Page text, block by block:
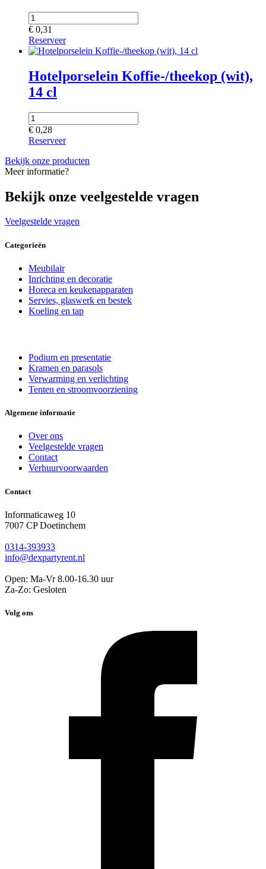
€ 0,31
Reserveer
Hotelporselein Koffie-/theekop (wit),
14 cl
€ 0,28
Reserveer
Bekijk onze producten
Meer informatie?
Bekijk onze veelgestelde vragen
Veelgestelde vragen
Categorieën
Meubilair
Inrichting en decoratie
Horeca en keukenapparaten
Servies, glaswerk en bestek
Koeling en tap
Podium en presentatie
Kramen en parasols
Verwarming en verlichting
Tenten en stroomvoorziening
Algemene informatie
Over ons
Veelgestelde vragen
Contact
Verhuurvoorwaarden
Contact
Informaticaweg 10
7007 CP Doetinchem
0314-393933
info@dexpartyrent.nl
Open: Ma-Vr 8.00-16.30 uur
Za-Zo: Gesloten
Volg ons